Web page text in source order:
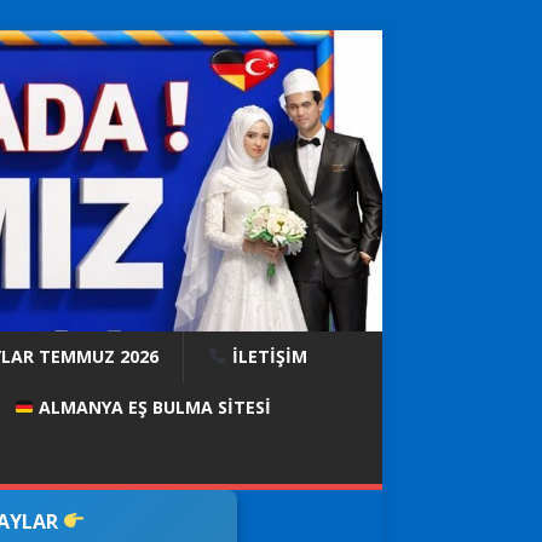
TEMMUZ 2026 İLETİŞİM
ALMANYA EŞ BULMA SITESI